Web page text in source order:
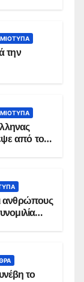
την
από το
ανθρώπους
το